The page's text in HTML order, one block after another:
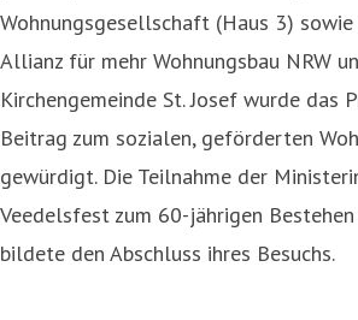
Wohnungsgesellschaft (Haus 3)
Allianz für mehr Wohnungsbau NRW
Kirchengemeinde St. Josef wurde das
Beitrag zum sozialen, geförderten
gewürdigt. Die Teilnahme der
Veedelsfest zum 60-jährigen
bildete den Abschluss ihres Besuchs.